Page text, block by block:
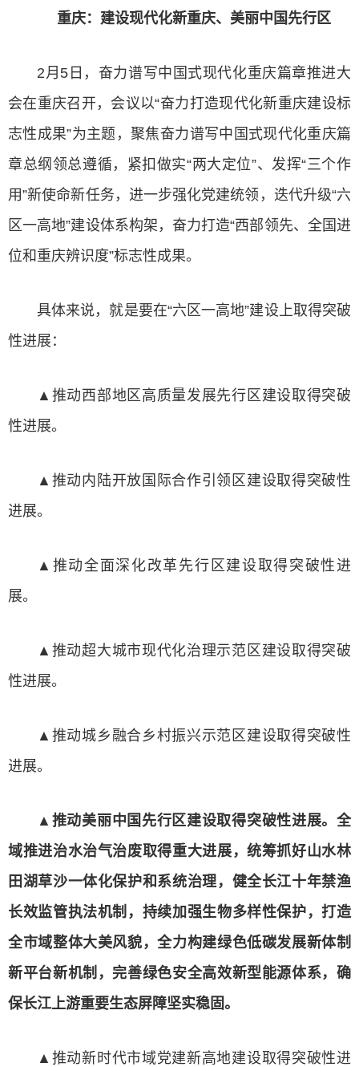
重庆：建设现代化新重庆、美丽中国先行区
2月5日，奋力谱写中国式现代化重庆篇章推进大
会在重庆召开，会议以“奋力打造现代化新重庆建设标
志性成果”为主题，聚焦奋力谱写中国式现代化重庆篇
章总纲领总遵循，紧扣做实“两大定位”、发挥“三个作
用”新使命新任务，进一步强化党建统领，迭代升级“六
区一高地”建设体系构架，奋力打造“西部领先、全国进
位和重庆辨识度”标志性成果。
具体来说，就是要在“六区一高地”建设上取得突破
性进展：
▲推动西部地区高质量发展先行区建设取得突破
性进展。
▲推动内陆开放国际合作引领区建设取得突破性
进展。
▲推动全面深化改革先行区建设取得突破性进
展。
▲推动超大城市现代化治理示范区建设取得突破
性进展。
▲推动城乡融合乡村振兴示范区建设取得突破性
进展。
▲ 推动美丽中国先行区建设取得突破性进展。全
域推进治水治气治废取得重大进展，统筹抓好山水林
田湖草沙一体化保护和系统治理，健全长江十年禁渔
长效监管执法机制，持续加强生物多样性保护，打造
全市域整体大美风貌，全力构建绿色低碳发展新体制
新平台新机制，完善绿色安全高效新型能源体系，确
保长江上游重要生态屏障坚实稳固。
▲推动新时代市域党建新高地建设取得突破性进